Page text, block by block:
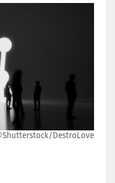
DestroLove